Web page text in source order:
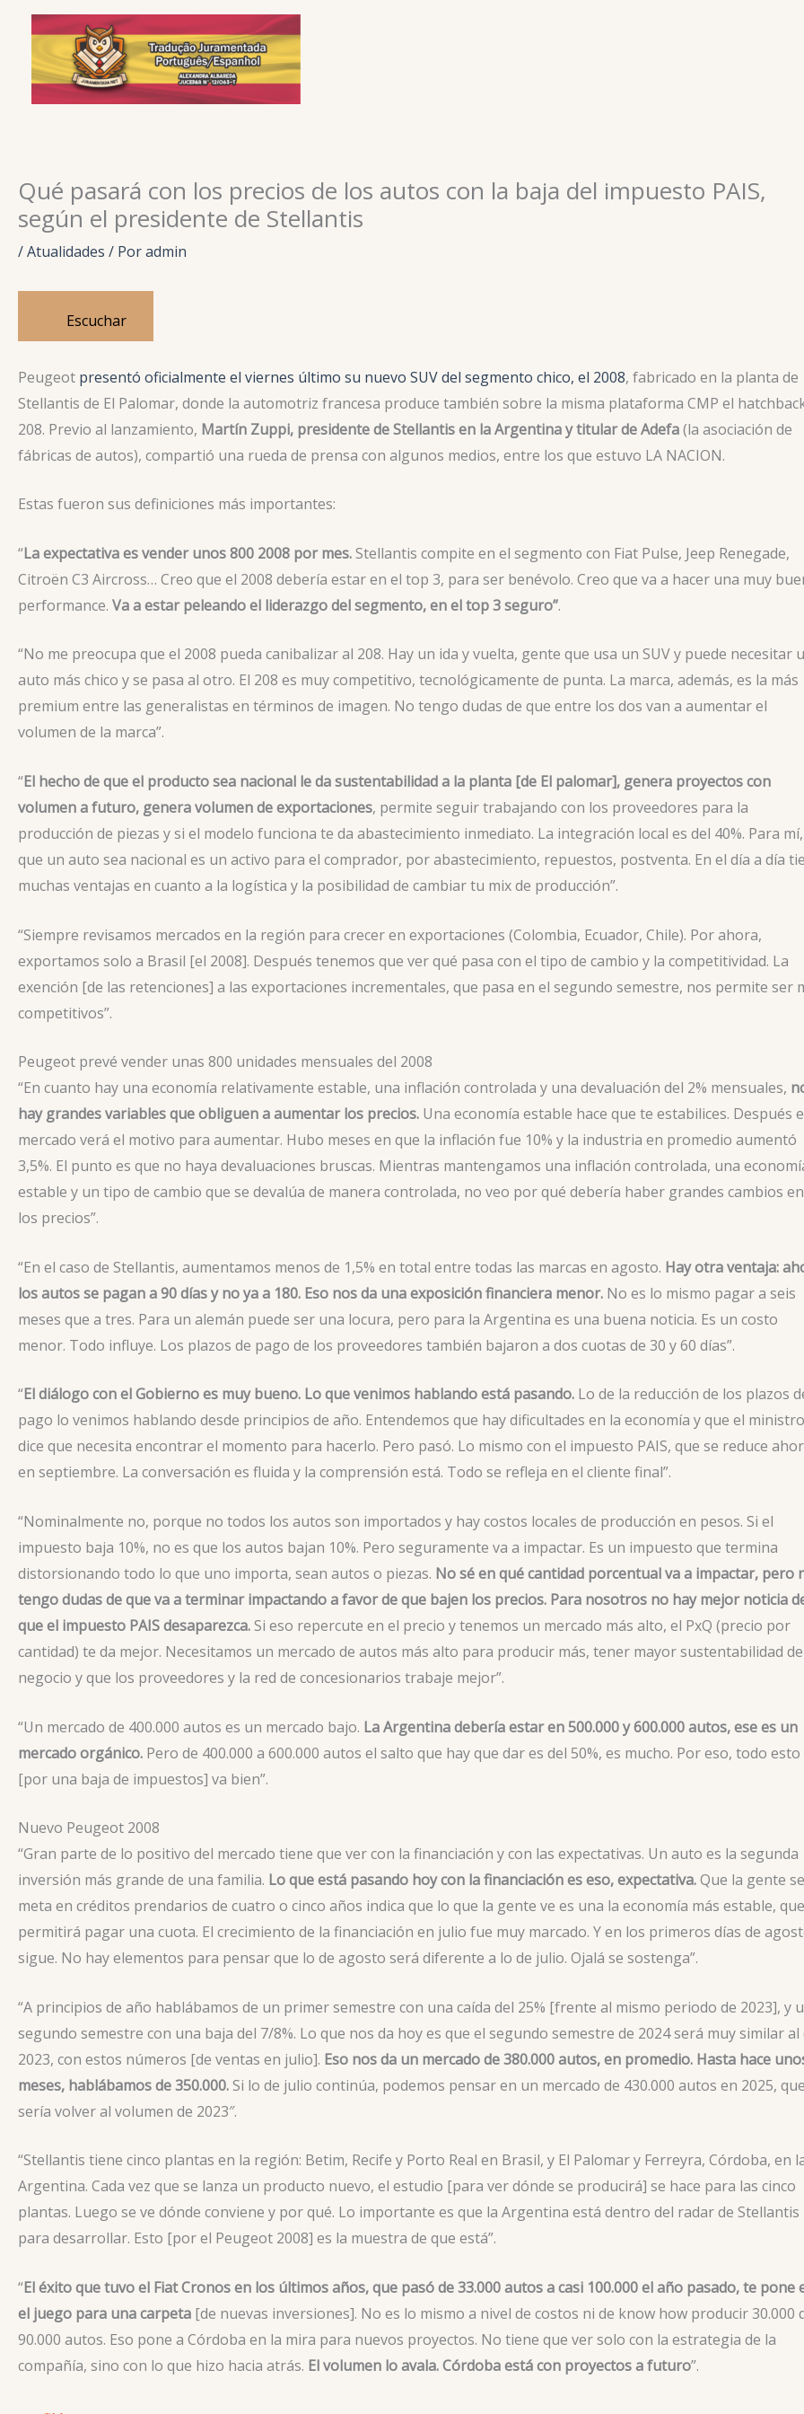
conteúdo
Qué pasará con los precios de los autos con la baja del impuesto PAIS,
según el presidente de Stellantis
/Atualidades / Poradmin
Escuchar
Peugeot presentó oficialmente el viernes último su nuevo SUV del segmento chico, el 2008, fabricado en la planta de
Stellantis de El Palomar, donde la automotriz francesa produce también sobre la misma plataforma CMP el
208. Previo al lanzamiento, Martín Zuppi, presidente de Stellantis en la Argentina y titular de Adefa(la asociación de
fábricas de autos), compartió una rueda de prensa con algunos medios, entre los que estuvo LA NACION.
Estas fueron sus definiciones más importantes:
“La expectativa es vender unos 800 2008 por mes.Stellantis compite en el segmento con Fiat Pulse, Jeep Renegade,
Citroën C3 Aircross… Creo que el 2008 debería estar en el top 3, para ser benévolo. Creo que va a hacer una muy
performance. Va a estar peleando el liderazgo del segmento, en el top 3 seguro”.
“No me preocupa que el 2008 pueda canibalizar al 208. Hay un ida y vuelta, gente que usa un SUV y puede necesitar
auto más chico y se pasa al otro. El 208 es muy competitivo, tecnológicamente de punta. La marca, además, es la más
premium entre las generalistas en términos de imagen. No tengo dudas de que entre los dos van a aumentar el
volumen de la marca”.
“El hecho de que el producto sea nacional le da sustentabilidad a la planta [de El palomar], genera proyectos con
volumen a futuro, genera volumen de exportaciones, permite seguir trabajando con los proveedores para la
producción de piezas y si el modelo funciona te da abastecimiento inmediato. La integración local es del 40%. Para mí,
que un auto sea nacional es un activo para el comprador, por abastecimiento, repuestos, postventa. En el día a día
muchas ventajas en cuanto a la logística y la posibilidad de cambiar tu mix de producción”.
“Siempre revisamos mercados en la región para crecer en exportaciones (Colombia, Ecuador, Chile). Por ahora,
exportamos solo a Brasil [el 2008]. Después tenemos que ver qué pasa con el tipo de cambio y la competitividad. La
exención [de las retenciones] a las exportaciones incrementales, que pasa en el segundo semestre, nos permite ser
competitivos”.
Peugeot prevé vender unas 800 unidades mensuales del 2008
“En cuanto hay una economía relativamente estable, una inflación controlada y una devaluación del 2% mensuales,
hay grandes variables que obliguen a aumentar los precios. Una economía estable hace que te estabilices. Después
mercado verá el motivo para aumentar. Hubo meses en que la inflación fue 10% y la industria en promedio aumentó
3,5%. El punto es que no haya devaluaciones bruscas. Mientras mantengamos una inflación controlada, una
estable y un tipo de cambio que se devalúa de manera controlada, no veo por qué debería haber grandes cambios en
los precios”.
“En el caso de Stellantis, aumentamos menos de 1,5% en total entre todas las marcas en agosto. Hay otra ventaja:
los autos se pagan a 90 días y no ya a 180. Eso nos da una exposición financiera menor. No es lo mismo pagar a seis
meses que a tres. Para un alemán puede ser una locura, pero para la Argentina es una buena noticia. Es un costo
menor. Todo influye. Los plazos de pago de los proveedores también bajaron a dos cuotas de 30 y 60 días”.
“El diálogo con el Gobierno es muy bueno. Lo que venimos hablando está pasando. Lo de la reducción de los plazos
pago lo venimos hablando desde principios de año. Entendemos que hay dificultades en la economía y que el ministro
dice que necesita encontrar el momento para hacerlo. Pero pasó. Lo mismo con el impuesto PAIS, que se reduce
en septiembre. La conversación es fluida y la comprensión está. Todo se refleja en el cliente final”.
“Nominalmente no, porque no todos los autos son importados y hay costos locales de producción en pesos. Si el
impuesto baja 10%, no es que los autos bajan 10%. Pero seguramente va a impactar. Es un impuesto que termina
distorsionando todo lo que uno importa, sean autos o piezas. No sé en qué cantidad porcentual va a impactar, pero
tengo dudas de que va a terminar impactando a favor de que bajen los precios. Para nosotros no hay mejor noticia
que el impuesto PAIS desaparezca.Si eso repercute en el precio y tenemos un mercado más alto, el PxQ (precio por
cantidad) te da mejor. Necesitamos un mercado de autos más alto para producir más, tener mayor sustentabilidad
negocio y que los proveedores y la red de concesionarios trabaje mejor”.
“Un mercado de 400.000 autos es un mercado bajo. La Argentina debería estar en 500.000 y 600.000 autos, ese es un
mercado orgánico. Pero de 400.000 a 600.000 autos el salto que hay que dar es del 50%, es mucho. Por eso, todo esto
[por una baja de impuestos] va bien”.
Nuevo Peugeot 2008
“Gran parte de lo positivo del mercado tiene que ver con la financiación y con las expectativas. Un auto es la segunda
inversión más grande de una familia. Lo que está pasando hoy con la financiación es eso, expectativa.Que la gente se
meta en créditos prendarios de cuatro o cinco años indica que lo que la gente ve es una la economía más estable, que
permitirá pagar una cuota. El crecimiento de la financiación en julio fue muy marcado. Y en los primeros días de
sigue. No hay elementos para pensar que lo de agosto será diferente a lo de julio. Ojalá se sostenga”.
“A principios de año hablábamos de un primer semestre con una caída del 25% [frente al mismo periodo de 2023], y
segundo semestre con una baja del 7/8%. Lo que nos da hoy es que el segundo semestre de 2024 será muy similar al
2023, con estos números [de ventas en julio]. Eso nos da un mercado de 380.000 autos, en promedio. Hasta hace
meses, hablábamos de 350.000.Si lo de julio continúa, podemos pensar en un mercado de 430.000 autos en 2025, que
sería volver al volumen de 2023″.
“Stellantis tiene cinco plantas en la región: Betim, Recife y Porto Real en Brasil, y El Palomar y Ferreyra, Córdoba, en
Argentina. Cada vez que se lanza un producto nuevo, el estudio [para ver dónde se producirá] se hace para las cinco
plantas. Luego se ve dónde conviene y por qué. Lo importante es que la Argentina está dentro del radar de Stellantis
para desarrollar. Esto [por el Peugeot 2008] es la muestra de que está”.
“El éxito que tuvo el Fiat Cronos en los últimos años, que pasó de 33.000 autos a casi 100.000 el año pasado, te pone
el juego para una carpeta [de nuevas inversiones]. No es lo mismo a nivel de costos ni de know how producir 30.000
90.000 autos. Eso pone a Córdoba en la mira para nuevos proyectos. No tiene que ver solo con la estrategia de la
compañía, sino con lo que hizo hacia atrás. El volumen lo avala. Córdoba está con proyectos a futuro”.